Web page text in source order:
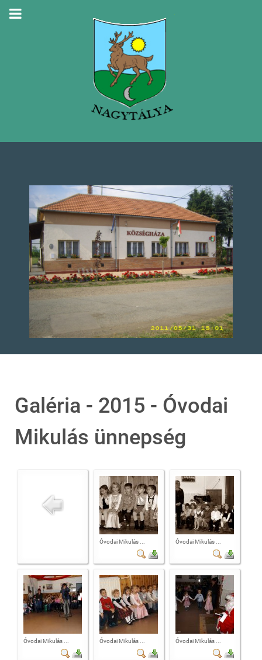
Galéria - 2015 - Óvodai
Mikulás ünnepség
Óvodai Mikulás ... Óvodai Mikulás ...
Óvodai Mikulás ... Óvodai Mikulás ... Óvodai Mikulás ...